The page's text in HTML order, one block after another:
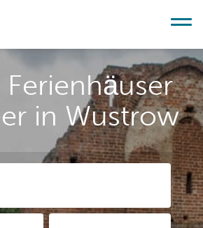
Ferienhäuser
in Wustrow